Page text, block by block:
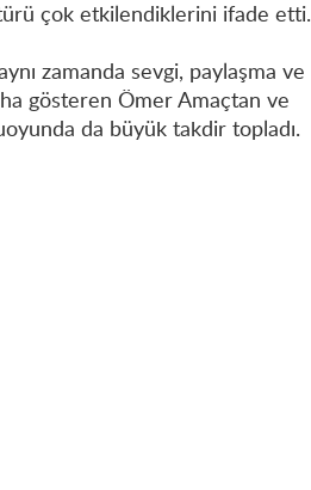
çok etkilendiklerini ifade etti.
zamanda sevgi, paylaşma ve
gösteren Ömer Amaçtan ve
da büyük takdir topladı.